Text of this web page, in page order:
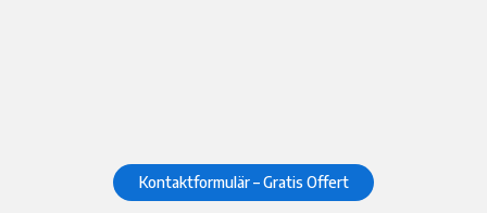
Kontaktformulär – Gratis Offert